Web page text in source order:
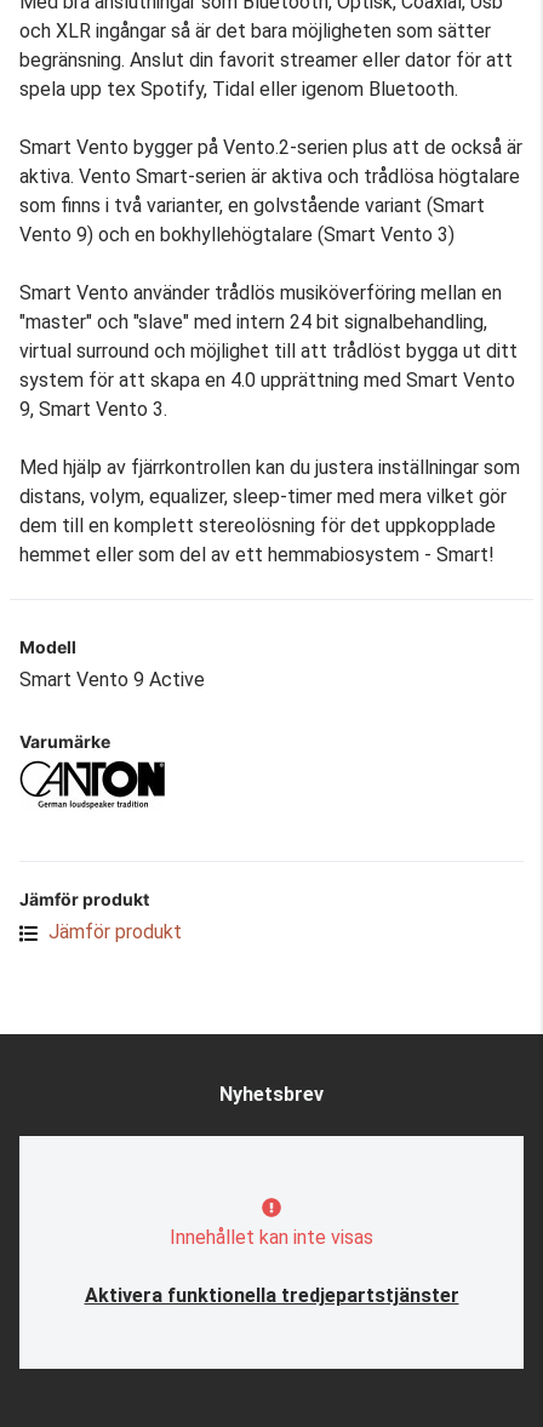
och XLR ingångar så är det bara möjligheten som sätter
begränsning. Anslut din favorit streamer eller dator för att
spela upp tex Spotify, Tidal eller igenom Bluetooth.
Smart Vento bygger på Vento.2-serien plus att de också är
aktiva. Vento Smart-serien är aktiva och trådlösa högtalare
som finns i två varianter, en golvstående variant (Smart
Vento 9) och en bokhyllehögtalare (Smart Vento 3)
Smart Vento använder trådlös musiköverföring mellan en
"master" och "slave" med intern 24 bit signalbehandling,
virtual surround och möjlighet till att trådlöst bygga ut ditt
system för att skapa en 4.0 upprättning med Smart Vento
9, Smart Vento 3.
Med hjälp av fjärrkontrollen kan du justera inställningar som
distans, volym, equalizer, sleep-timer med mera vilket gör
dem till en komplett stereolösning för det uppkopplade
hemmet eller som del av ett hemmabiosystem - Smart!
Modell
Smart Vento 9 Active
Varumärke
Jämför produkt
Jämför produkt
Nyhetsbrev
Innehållet kan inte visas
Aktivera funktionella tredjepartstjänster